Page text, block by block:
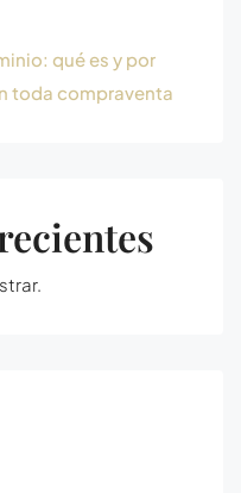
qué es y por
toda compraventa